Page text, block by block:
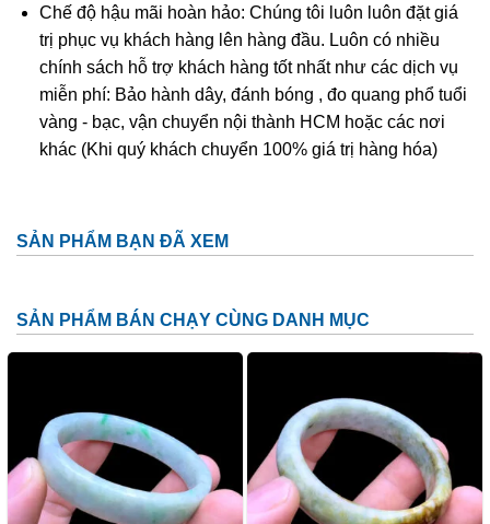
cao. Thạch anh tóc đen có tác dụng rất tốt trong phong
thủy giúp bạn gặp nhiều may mắn và thành công trong
cuộc sống.
Thạch anh tóc đen
là viên đá hộ thân mạnh mẽ
giúp bạn phòng tránh vẩn khí và sự quấy nhiễu của các
hư khí xung quanh.
Gặp được nhiều may mắn vui vẻ và luôn lạc quan.
Tiếp xúc được với quyền năng huyền bí của vũ trụ
Tóc đen còn được coi là viên đá có tác dụng tốt trong
hàn gắn các viết thương lòng.
Chế độ hậu mãi hoàn hảo: Chúng tôi luôn luôn đặt giá
trị phục vụ khách hàng lên hàng đầu. Luôn có nhiều
chính sách hỗ trợ khách hàng tốt nhất như các dịch vụ
miễn phí: Bảo hành dây, đánh bóng , đo quang phổ tuổi
vàng - bạc, vận chuyển nội thành HCM hoặc các nơi
khác (Khi quý khách chuyển 100% giá trị hàng hóa)
SẢN PHẨM BẠN ĐÃ XEM
SẢN PHẨM BÁN CHẠY CÙNG DANH MỤC